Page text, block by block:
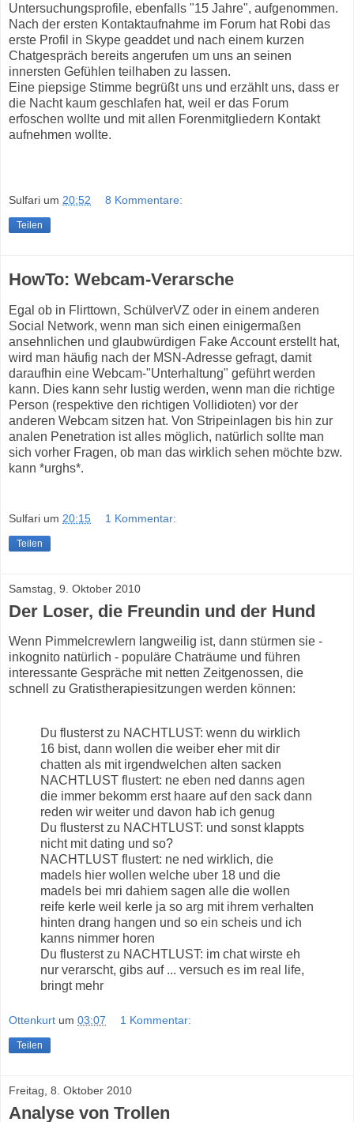
Untersuchungsprofile, ebenfalls "15 Jahre", aufgenommen.
Nach der ersten Kontaktaufnahme im Forum hat Robi das
erste Profil in Skype geaddet und nach einem kurzen
Chatgespräch bereits angerufen um uns an seinen
innersten Gefühlen teilhaben zu lassen.
Eine piepsige Stimme begrüßt uns und erzählt uns, dass er
die Nacht kaum geschlafen hat, weil er das Forum
erfoschen wollte und mit allen Forenmitgliedern Kontakt
aufnehmen wollte.
Sulfari um 20:52 8 Kommentare:
Teilen
HowTo: Webcam-Verarsche
Egal ob in Flirttown, SchülverVZ oder in einem anderen
Social Network, wenn man sich einen einigermaßen
ansehnlichen und glaubwürdigen Fake Account erstellt hat,
wird man häufig nach der MSN-Adresse gefragt, damit
daraufhin eine Webcam-"Unterhaltung" geführt werden
kann. Dies kann sehr lustig werden, wenn man die richtige
Person (respektive den richtigen Vollidioten) vor der
anderen Webcam sitzen hat. Von Stripeinlagen bis hin zur
analen Penetration ist alles möglich, natürlich sollte man
sich vorher Fragen, ob man das wirklich sehen möchte bzw.
kann *urghs*.
Sulfari um 20:15 1 Kommentar:
Teilen
Samstag, 9. Oktober 2010
Der Loser, die Freundin und der Hund
Wenn Pimmelcrewlern langweilig ist, dann stürmen sie -
inkognito natürlich - populäre Chaträume und führen
interessante Gespräche mit netten Zeitgenossen, die
schnell zu Gratistherapiesitzungen werden können:
Du flusterst zu NACHTLUST: wenn du wirklich
16 bist, dann wollen die weiber eher mit dir
chatten als mit irgendwelchen alten sacken
NACHTLUST flustert: ne eben ned danns agen
die immer bekomm erst haare auf den sack dann
reden wir weiter und davon hab ich genug
Du flusterst zu NACHTLUST: und sonst klappts
nicht mit dating und so?
NACHTLUST flustert: ne ned wirklich, die
madels hier wollen welche uber 18 und die
madels bei mri dahiem sagen alle die wollen
reife kerle weil kerle ja so arg mit ihrem verhalten
hinten drang hangen und so ein scheis und ich
kanns nimmer horen
Du flusterst zu NACHTLUST: im chat wirste eh
nur verarscht, gibs auf ... versuch es im real life,
bringt mehr
Ottenkurt um 03:07 1 Kommentar:
Teilen
Freitag, 8. Oktober 2010
Analyse von Trollen